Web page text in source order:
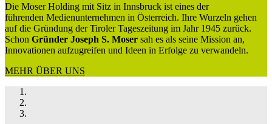
Die Moser Holding mit Sitz in Innsbruck ist eines der
führenden Medienunternehmen in Österreich. Ihre Wurzeln gehen
auf die Gründung der Tiroler Tageszeitung im Jahr 1945 zurück.
Schon Gründer Joseph S. Moser sah es als seine Mission an,
Innovationen aufzugreifen und Ideen in Erfolge zu verwandeln.
MEHR ÜBER UNS